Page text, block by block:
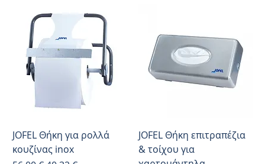
JOFEL Θήκη για ρολλά
κουζίνας inox
JOFEL Θήκη επιτραπέζια
& τοίχου για